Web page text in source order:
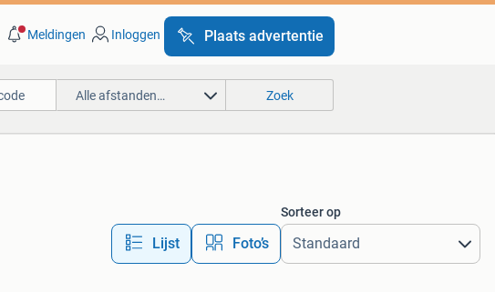
Meldingen Inloggen Plaats advertentie
Alle afstanden… Zoek
Lijst Foto’s
Sorteer op